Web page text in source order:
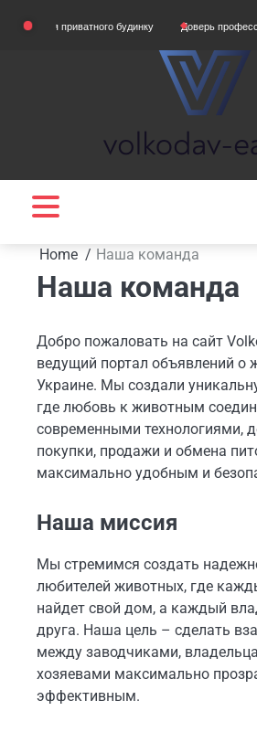
для приватного будинку Доверь
Home Наша команда
Наша команда
Добро пожаловать на сайт
ведущий портал объявлений о
Украине. Мы создали
где любовь к животным
современными технологиями,
покупки, продажи и обмена
максимально удобным и
Наша миссия
Мы стремимся создать
любителей животных, где
найдет свой дом, а каждый
друга. Наша цель – сделать
между заводчиками,
хозяевами максимально
эффективным.